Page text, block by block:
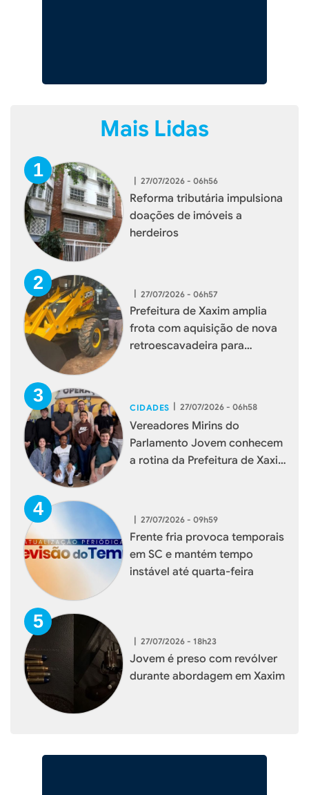
Mais Lidas
| 27/07/2026 - 06h56
Reforma tributária impulsiona
doações de imóveis a
herdeiros
| 27/07/2026 - 06h57
Prefeitura de Xaxim amplia
frota com aquisição de nova
retroescavadeira para
CIDADES | 27/07/2026 - 06h58
Vereadores Mirins do
Parlamento Jovem conhecem
a rotina da Prefeitura de Xaxim
| 27/07/2026 - 09h59
Frente fria provoca temporais
em SC e mantém tempo
instável até quarta-feira
| 27/07/2026 - 18h23
Jovem é preso com revólver
durante abordagem em Xaxim